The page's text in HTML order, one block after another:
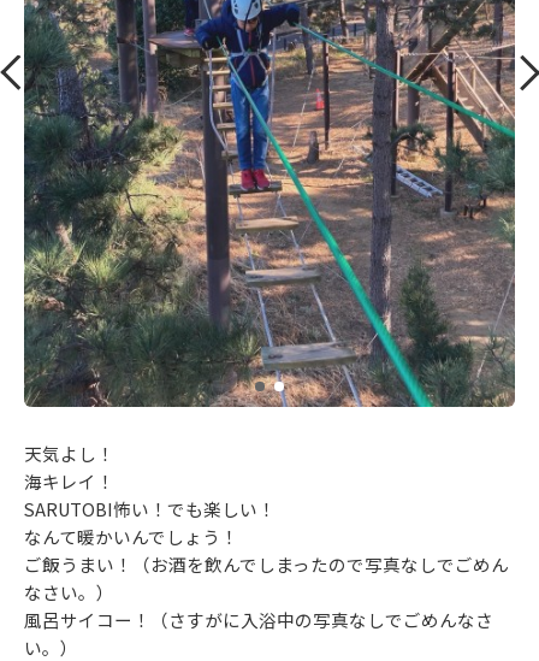
天気よし！
海キレイ！
SARUTOBI怖い！でも楽しい！
なんて暖かいんでしょう！
ご飯うまい！（お酒を飲んでしまったので写真なしでごめん
なさい。）
風呂サイコー！（さすがに入浴中の写真なしでごめんなさ
い。）